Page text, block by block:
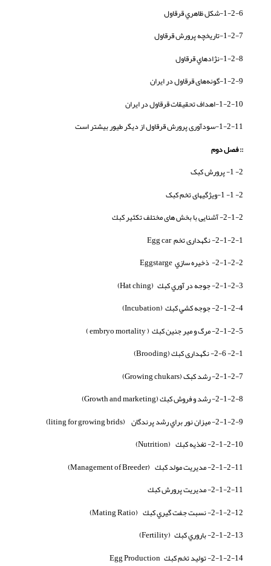
1-2-6-شكل ظاهري قرقاول
1-2-7-تاريخچه پرورش قرقاول
1-2-8-نژادهاي قرقاول
1-2-9-گونه‌های قرقاول در ایران
1-2-10-اهداف تحقیقات قرقاول در ایران
1-2-11-سودآوری پرورش قرقاول از دیگر طیور بیشتر است
:: فصل دوم
2- 1- پرورش کبک
2- 1- 1-ویژگیهای تخم کبک
2-1-2- آشنایی با بخش های مختلف تکثیر كبك
2-1-2-1- نگهداری تخم Egg car
2-1-2-2- ذخيره سازي Eggstarge
2-1-2-3- جوجه در آوري كبك (Hat ching)
2-1-2-4- جوجه كشي كبك (Incubation)
2-1-2-5- مرگ و مير جنين كبك ( embryo mortality )
2-1- 2-6- نگهداری كبك (Brooding)
2-1-2-7- رشد کبک (Growing chukars)
2-1-2-8- رشد و فروش كبك (Growth and marketing)
2-1-2-9- ميزان نور براي رشد پرندگان (liting for growing brids)
2-1-2-10- تغذيه كبك (Nutrition)
2-1-2-11- مديريت مولد كبك (Management of Breeder)
2-1-2-11- مديريت پرورش كبك
2-1-2-12- نسبت جفت گيري كبك (Mating Ratio)
2-1-2-13- باروري كبك (Fertility)
2-1-2-14- توليد تخم كبك Egg Production